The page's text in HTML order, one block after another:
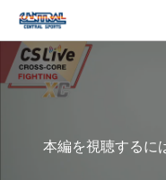
本編を視聴するに